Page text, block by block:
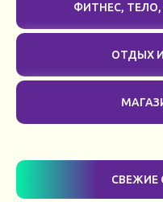
ФИТНЕС,
ОТДЫХ
СВЕЖИЕ